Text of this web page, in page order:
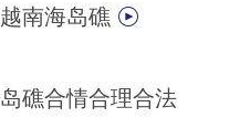
南海岛礁
礁合情合理合法